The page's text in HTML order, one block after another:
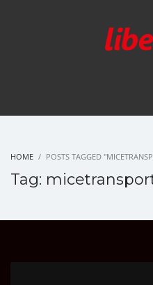
HOME POSTS TAGGED
Tag: